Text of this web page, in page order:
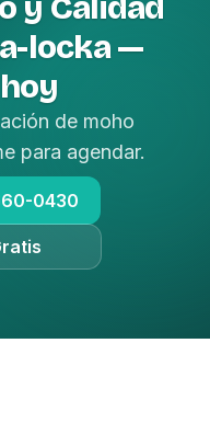
y Calidad
locka —
de moho
para agendar.
0430